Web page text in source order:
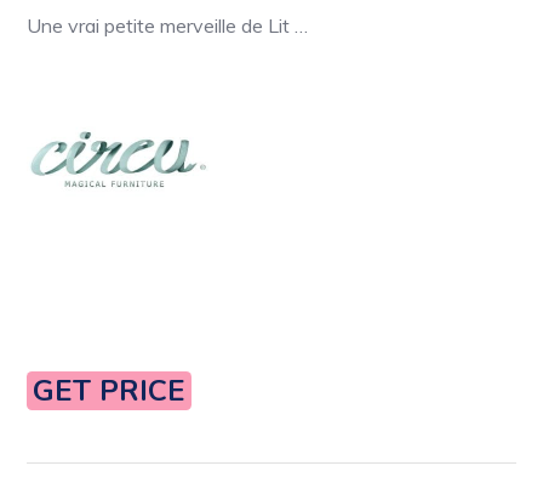
Une vrai petite merveille de Lit …
GET PRICE